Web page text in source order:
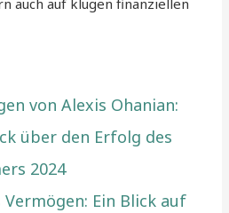
auch auf klugen finanziellen
von Alexis Ohanian:
über den Erfolg des
2024
Vermögen: Ein Blick auf